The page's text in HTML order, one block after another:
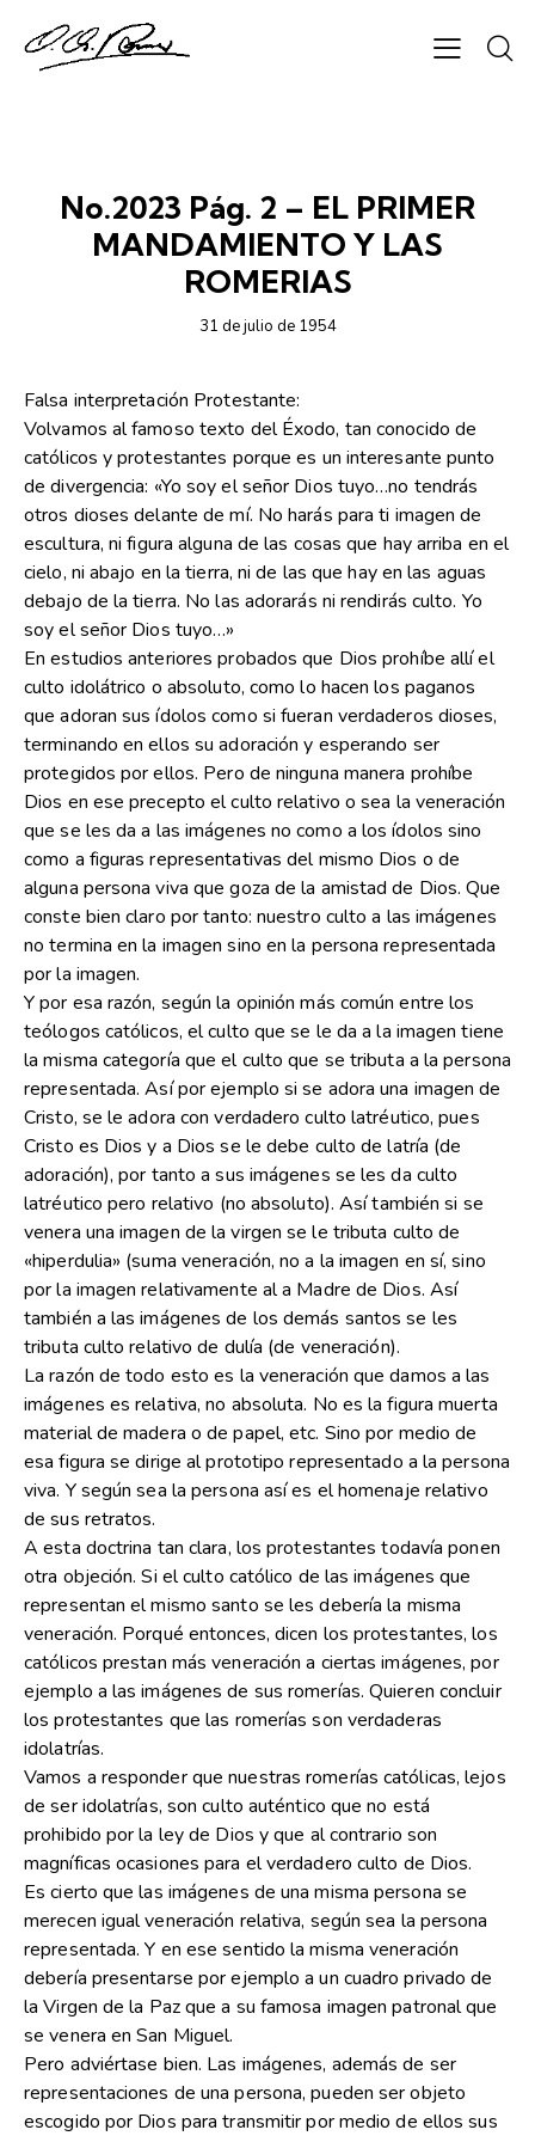
No.2023 Pág. 2 – EL PRIMER
MANDAMIENTO Y LAS
ROMERIAS
31 de julio de 1954
Falsa interpretación Protestante:
Volvamos al famoso texto del Éxodo, tan conocido de
católicos y protestantes porque es un interesante punto
de divergencia: «Yo soy el señor Dios tuyo…no tendrás
otros dioses delante de mí. No harás para ti imagen de
escultura, ni figura alguna de las cosas que hay arriba en el
cielo, ni abajo en la tierra, ni de las que hay en las aguas
debajo de la tierra. No las adorarás ni rendirás culto. Yo
soy el señor Dios tuyo…»
En estudios anteriores probados que Dios prohíbe allí el
culto idolátrico o absoluto, como lo hacen los paganos
que adoran sus ídolos como si fueran verdaderos dioses,
terminando en ellos su adoración y esperando ser
protegidos por ellos. Pero de ninguna manera prohíbe
Dios en ese precepto el culto relativo o sea la veneración
que se les da a las imágenes no como a los ídolos sino
como a figuras representativas del mismo Dios o de
alguna persona viva que goza de la amistad de Dios. Que
conste bien claro por tanto: nuestro culto a las imágenes
no termina en la imagen sino en la persona representada
por la imagen.
Y por esa razón, según la opinión más común entre los
teólogos católicos, el culto que se le da a la imagen tiene
la misma categoría que el culto que se tributa a la persona
representada. Así por ejemplo si se adora una imagen de
Cristo, se le adora con verdadero culto latréutico, pues
Cristo es Dios y a Dios se le debe culto de latría (de
adoración), por tanto a sus imágenes se les da culto
latréutico pero relativo (no absoluto). Así también si se
venera una imagen de la virgen se le tributa culto de
«hiperdulia» (suma veneración, no a la imagen en sí, sino
por la imagen relativamente al a Madre de Dios. Así
también a las imágenes de los demás santos se les
tributa culto relativo de dulía (de veneración).
La razón de todo esto es la veneración que damos a las
imágenes es relativa, no absoluta. No es la figura muerta
material de madera o de papel, etc. Sino por medio de
esa figura se dirige al prototipo representado a la persona
viva. Y según sea la persona así es el homenaje relativo
de sus retratos.
A esta doctrina tan clara, los protestantes todavía ponen
otra objeción. Si el culto católico de las imágenes que
representan el mismo santo se les debería la misma
veneración. Porqué entonces, dicen los protestantes, los
católicos prestan más veneración a ciertas imágenes, por
ejemplo a las imágenes de sus romerías. Quieren concluir
los protestantes que las romerías son verdaderas
idolatrías.
Vamos a responder que nuestras romerías católicas, lejos
de ser idolatrías, son culto auténtico que no está
prohibido por la ley de Dios y que al contrario son
magníficas ocasiones para el verdadero culto de Dios.
Es cierto que las imágenes de una misma persona se
merecen igual veneración relativa, según sea la persona
representada. Y en ese sentido la misma veneración
debería presentarse por ejemplo a un cuadro privado de
la Virgen de la Paz que a su famosa imagen patronal que
se venera en San Miguel.
Pero adviértase bien. Las imágenes, además de ser
representaciones de una persona, pueden ser objeto
escogido por Dios para transmitir por medio de ellos sus